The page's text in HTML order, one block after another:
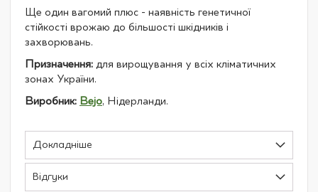
Ще один вагомий плюс - наявність генетичної
стійкості врожаю до більшості шкідників і
захворювань.
Призначення: для вирощування у всіх кліматичних
зонах України.
Виробник: Bejo, Нідерланди.
Докладніше
Відгуки